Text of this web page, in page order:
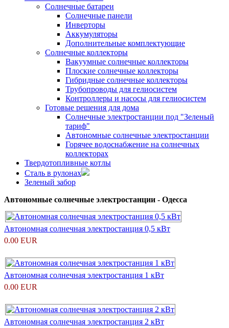
Солнечные батареи
Солнечные панели
Инверторы
Аккумуляторы
Дополнительные комплектующие
Солнечные коллекторы
Вакуумные солнечные коллекторы
Плоские солнечные коллекторы
Гибридные солнечные коллекторы
Трубопроводы для гелиосистем
Контроллеры и насосы для гелиосистем
Готовые решения для дома
Солнечные электростанции под "Зеленый
тариф"
Автономные солнечные электростанции
Горячее водоснабжение на солнечных
коллекторах
Твердотопливные котлы
Сталь в рулонах
Зеленый забор
Автономные солнечные электростанции - Одесса
Автономная солнечная электростанция 0,5 кВт
0.00 EUR
Автономная солнечная электростанция 1 кВт
0.00 EUR
Автономная солнечная электростанция 2 кВт